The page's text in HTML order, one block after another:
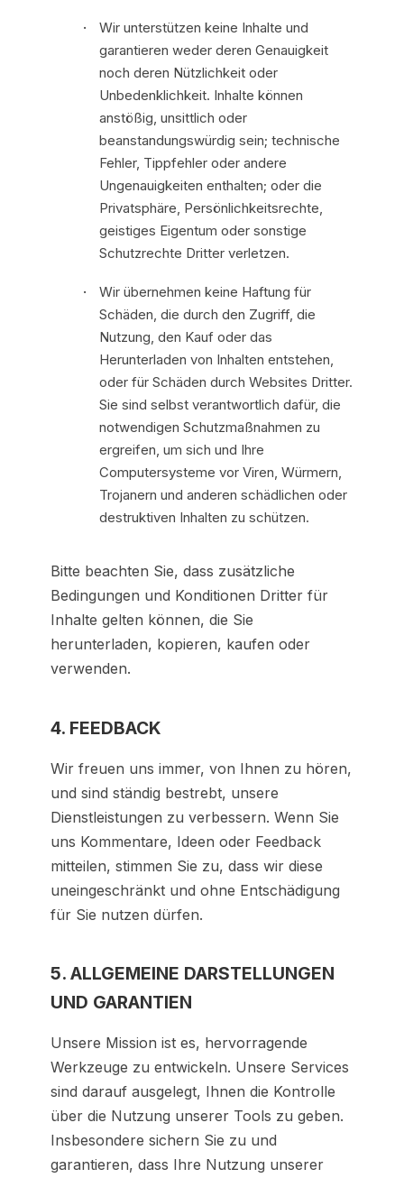
Wir unterstützen keine Inhalte und
garantieren weder deren Genauigkeit
noch deren Nützlichkeit oder
Unbedenklichkeit. Inhalte können
anstößig, unsittlich oder
beanstandungswürdig sein; technische
Fehler, Tippfehler oder andere
Ungenauigkeiten enthalten; oder die
Privatsphäre, Persönlichkeitsrechte,
geistiges Eigentum oder sonstige
Schutzrechte Dritter verletzen.
Wir übernehmen keine Haftung für
Schäden, die durch den Zugriff, die
Nutzung, den Kauf oder das
Herunterladen von Inhalten entstehen,
oder für Schäden durch Websites Dritter.
Sie sind selbst verantwortlich dafür, die
notwendigen Schutzmaßnahmen zu
ergreifen, um sich und Ihre
Computersysteme vor Viren, Würmern,
Trojanern und anderen schädlichen oder
destruktiven Inhalten zu schützen.
Bitte beachten Sie, dass zusätzliche
Bedingungen und Konditionen Dritter für
Inhalte gelten können, die Sie
herunterladen, kopieren, kaufen oder
verwenden.
4. FEEDBACK
Wir freuen uns immer, von Ihnen zu hören,
und sind ständig bestrebt, unsere
Dienstleistungen zu verbessern. Wenn Sie
uns Kommentare, Ideen oder Feedback
mitteilen, stimmen Sie zu, dass wir diese
uneingeschränkt und ohne Entschädigung
für Sie nutzen dürfen.
5. ALLGEMEINE DARSTELLUNGEN
UND GARANTIEN
Unsere Mission ist es, hervorragende
Werkzeuge zu entwickeln. Unsere Services
sind darauf ausgelegt, Ihnen die Kontrolle
über die Nutzung unserer Tools zu geben.
Insbesondere sichern Sie zu und
garantieren, dass Ihre Nutzung unserer